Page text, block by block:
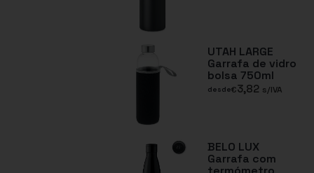
UTAH LARGE
Garrafa de vidro
bolsa 750ml
desde€3,82 s/IVA
BELO LUX
Garrafa com